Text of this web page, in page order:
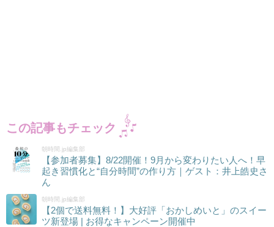
この記事もチェック
朝時間.jp編集部
【参加者募集】8/22開催！9月から変わりたい人へ！早
起き習慣化と“自分時間”の作り方｜ゲスト：井上皓史さ
ん
朝時間.jp編集部
【2個で送料無料！】大好評「おかしめいと」のスイー
ツ新登場 | お得なキャンペーン開催中